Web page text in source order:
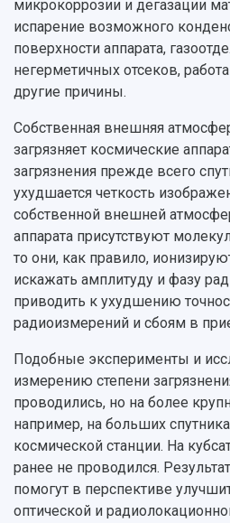
микрокоррозии и дегазации
испарение возможного
поверхности аппарата,
негерметичных отсеков,
другие причины.
Собственная внешняя
загрязняет космические
загрязнения прежде всего
ухудшается четкость
собственной внешней
аппарата присутствуют
то они, как правило,
искажать амплитуду и фазу
приводить к ухудшению
радиоизмерений и сбоям в
Подобные эксперименты и
измерению степени
проводились, но на более
например, на больших
космической станции. На
ранее не проводился.
помогут в перспективе
оптической и